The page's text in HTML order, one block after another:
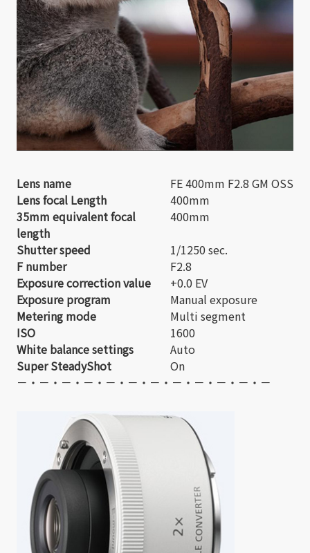
Lens name
FE 400mm F2.8 GM OSS
Lens focal Length
400mm
35mm equivalent focal
length
400mm
Shutter speed
1/1250 sec.
F number
F2.8
Exposure correction value
+0.0 EV
Exposure program
Manual exposure
Metering mode
Multi segment
ISO
1600
White balance settings
Auto
Super SteadyShot
On
－・－・－・－・－・－・－・－・－・－・－・－